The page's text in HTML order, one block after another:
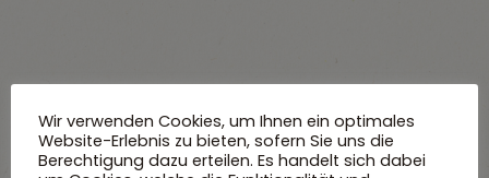
Wir verwenden Cookies, um Ihnen ein optimales
Website-Erlebnis zu bieten, sofern Sie uns die
Berechtigung dazu erteilen. Es handelt sich dabei